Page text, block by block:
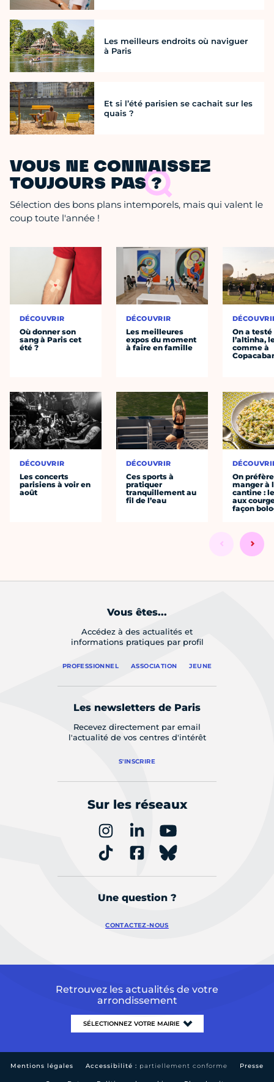
Les meilleurs endroits où naviguer
à Paris
Et si l’été parisien se cachait sur les
quais ?
VOUS NE CONNAISSEZ
TOUJOURS PAS ?
Sélection des bons plans intemporels, mais qui valent le
coup toute l'année !
DÉCOUVRIR
Où donner son
sang à Paris cet
été ?
DÉCOUVRIR
Les concerts
parisiens à voir en
août
DÉCOUVRIR
Les meilleures
expos du moment
à faire en famille
DÉCOUVRIR
Ces sports à
pratiquer
tranquillement au
fil de l’eau
On a testé
l’altinha,
comme à
On préfère
manger à
cantine :
aux
façon
Vous êtes...
Accédez à des actualités et
informations pratiques par profil
PROFESSIONNEL ASSOCIATION JEUNE
Les newsletters de Paris
Recevez directement par email
l'actualité de vos centres d'intérêt
S'INSCRIRE
Sur les réseaux
Une question ?
CONTACTEZ-NOUS
Retrouvez les actualités de votre
arrondissement
Mentions légales Accessibilité : partiellement conforme Presse